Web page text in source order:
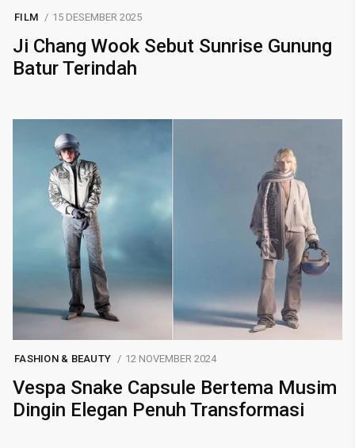
FILM 15 DESEMBER 2025
Ji Chang Wook Sebut Sunrise Gunung
Batur Terindah
FASHION & BEAUTY 12 NOVEMBER 2024
Vespa Snake Capsule Bertema Musim
Dingin Elegan Penuh Transformasi